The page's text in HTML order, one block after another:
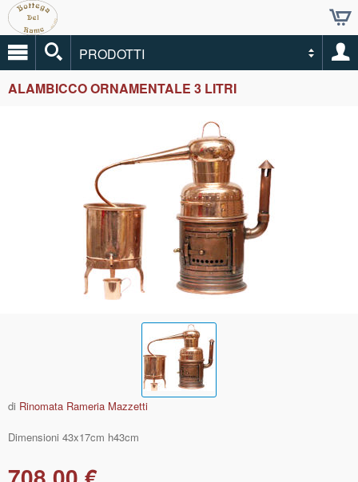
PRODOTTI
ALAMBICCO ORNAMENTALE 3 LITRI
di Rinomata Rameria Mazzetti
Dimensioni 43x17cm h43cm